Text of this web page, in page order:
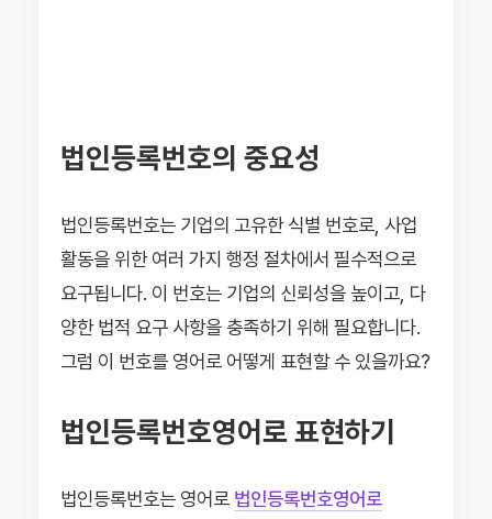
법인등록번호의 중요성
법인등록번호는 기업의 고유한 식별 번호로, 사업
활동을 위한 여러 가지 행정 절차에서 필수적으로
요구됩니다. 이 번호는 기업의 신뢰성을 높이고, 다
양한 법적 요구 사항을 충족하기 위해 필요합니다.
그럼 이 번호를 영어로 어떻게 표현할 수 있을까요?
법인등록번호영어로 표현하기
법인등록번호는 영어로 법인등록번호영어로